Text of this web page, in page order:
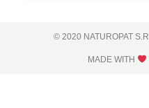
© 2020 NATUROPAT
MADE WITH